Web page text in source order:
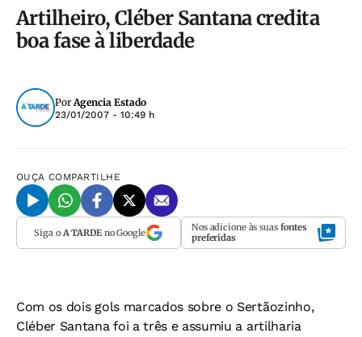
Artilheiro, Cléber Santana credita
boa fase à liberdade
PorAgencia Estado
23/01/2007 - 10:49 h
OUÇA COMPARTILHE
Siga o A TARDEno Google Nos adicione às suas fontes
preferidas
Com os dois gols marcados sobre o Sertãozinho,
Cléber Santana foi a três e assumiu a artilharia